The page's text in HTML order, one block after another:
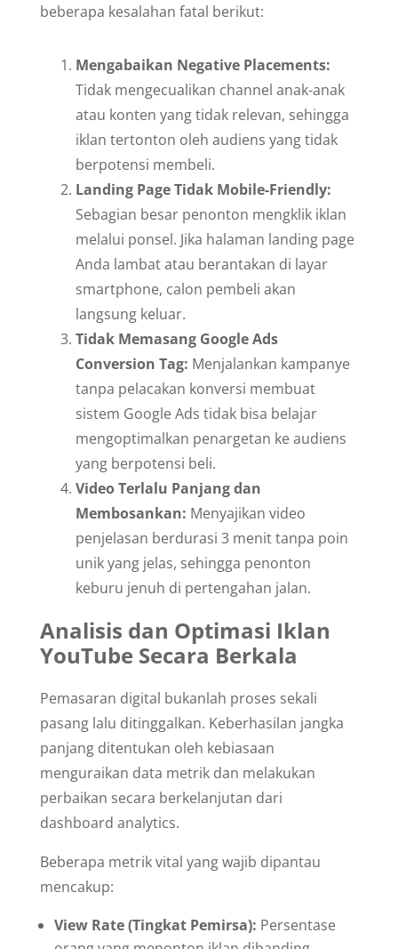
beberapa kesalahan fatal berikut:
Mengabaikan Negative Placements:
Tidak mengecualikan channel anak-anak
atau konten yang tidak relevan, sehingga
iklan tertonton oleh audiens yang tidak
berpotensi membeli.
Landing Page Tidak Mobile-Friendly:
Sebagian besar penonton mengklik iklan
melalui ponsel. Jika halaman landing page
Anda lambat atau berantakan di layar
smartphone, calon pembeli akan
langsung keluar.
Tidak Memasang Google Ads
Conversion Tag: Menjalankan kampanye
tanpa pelacakan konversi membuat
sistem Google Ads tidak bisa belajar
mengoptimalkan penargetan ke audiens
yang berpotensi beli.
Video Terlalu Panjang dan
Membosankan: Menyajikan video
penjelasan berdurasi 3 menit tanpa poin
unik yang jelas, sehingga penonton
keburu jenuh di pertengahan jalan.
Analisis dan Optimasi Iklan
YouTube Secara Berkala
Pemasaran digital bukanlah proses sekali
pasang lalu ditinggalkan. Keberhasilan jangka
panjang ditentukan oleh kebiasaan
menguraikan data metrik dan melakukan
perbaikan secara berkelanjutan dari
dashboard analytics.
Beberapa metrik vital yang wajib dipantau
mencakup:
View Rate (Tingkat Pemirsa): Persentase